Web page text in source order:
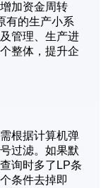
加资金周转
有的生产小系
管理、生产进
整体，提升企
根据计算机弹
过滤。如果默
询时多了LP条
条件去掉即